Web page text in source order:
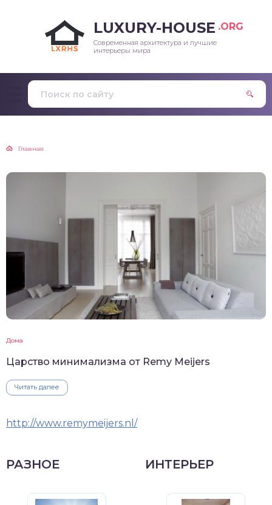
LUXURY-HOUSE .ORG
Современная архитектура и лучшие
интерьеры мира
Главная
Дома
Царство минимализма от Remy Meijers
Читать далее
http://www.remymeijers.nl/
РАЗНОЕ ИНТЕРЬЕР